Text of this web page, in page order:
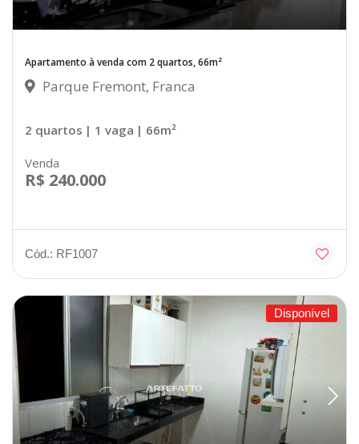
Apartamento à venda com 2 quartos, 66m²
Parque Fremont, Franca
2 quartos | 1 vaga | 66m²
Venda
R$ 240.000
Cód.: RF1007
Disponível